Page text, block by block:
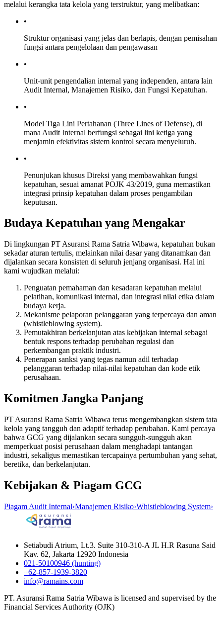
melalui kerangka tata kelola yang terstruktur, yang melibatkan:
•
Struktur organisasi yang jelas dan berlapis, dengan pemisahan
fungsi antara pengelolaan dan pengawasan
•
Unit-unit pengendalian internal yang independen, antara lain
Audit Internal, Manajemen Risiko, dan Fungsi Kepatuhan.
•
Model Tiga Lini Pertahanan (Three Lines of Defense), di
mana Audit Internal berfungsi sebagai lini ketiga yang
menjamin efektivitas sistem kontrol secara menyeluruh.
•
Penunjukan khusus Direksi yang membawahkan fungsi
kepatuhan, sesuai amanat POJK 43/2019, guna memastikan
integrasi prinsip kepatuhan dalam proses pengambilan
keputusan.
Budaya Kepatuhan yang Mengakar
Di lingkungan PT Asuransi Rama Satria Wibawa, kepatuhan bukan
sekadar aturan tertulis, melainkan nilai dasar yang ditanamkan dan
dijalankan secara konsisten di seluruh jenjang organisasi. Hal ini
kami wujudkan melalui:
Penguatan pemahaman dan kesadaran kepatuhan melalui
pelatihan, komunikasi internal, dan integrasi nilai etika dalam
budaya kerja.
Mekanisme pelaporan pelanggaran yang terpercaya dan aman
(whistleblowing system).
Pemutakhiran berkelanjutan atas kebijakan internal sebagai
bentuk respons terhadap perubahan regulasi dan
perkembangan praktik industri.
Penerapan sanksi yang tegas namun adil terhadap
pelanggaran terhadap nilai-nilai kepatuhan dan kode etik
perusahaan.
Komitmen Jangka Panjang
PT Asuransi Rama Satria Wibawa terus mengembangkan sistem tata
kelola yang tangguh dan adaptif terhadap perubahan. Kami percaya
bahwa GCG yang dijalankan secara sungguh-sungguh akan
memperkuat posisi perusahaan dalam menghadapi tantangan
industri, sekaligus memastikan tercapainya pertumbuhan yang sehat,
beretika, dan berkelanjutan.
Kebijakan & Piagam GCG
Piagam Audit Internal›Manajemen Risiko›Whistleblowing System›
Setiabudi Atrium, Lt.3. Suite 310-310-A JL H.R Rasuna Said
Kav. 62, Jakarta 12920 Indonesia
021-50100946 (hunting)
+62-857-1939-3820
info@ramains.com
PT. Asuransi Rama Satria Wibawa is licensed and supervised by the
Financial Services Authority (OJK)